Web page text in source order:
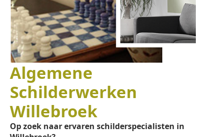
Algemene
Schilderwerken
Willebroek
Op zoek naar ervaren schilderspecialisten in